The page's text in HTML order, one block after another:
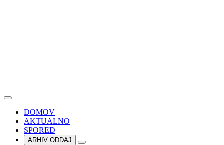
DOMOV
AKTUALNO
SPORED
ARHIV ODDAJ